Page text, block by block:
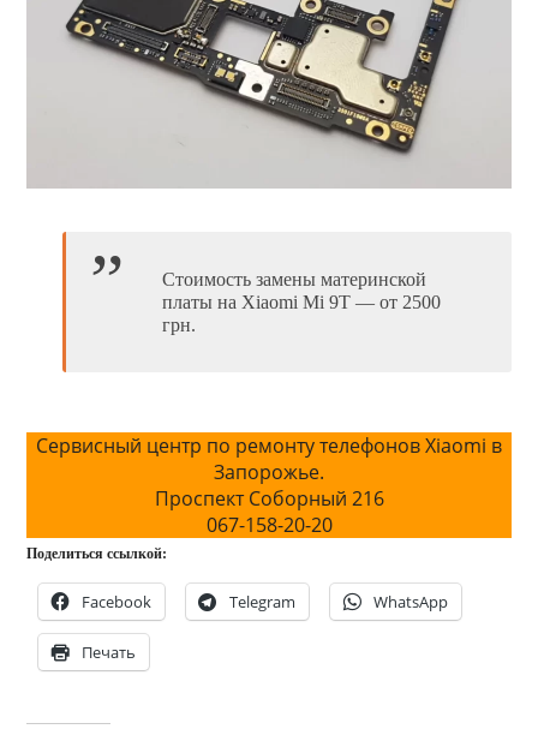
Стоимость замены материнской
платы на Xiaomi Mi 9T — от 2500
грн.
Сервисный центр по ремонту телефонов Xiaomi в
Запорожье.
Проспект Соборный 216
067-158-20-20
Поделиться ссылкой:
Facebook Telegram WhatsApp
Печать